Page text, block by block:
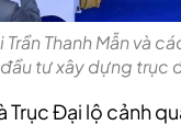
Thanh Mẫn và
tư xây dựng trục
Trục Đại lộ cảnh